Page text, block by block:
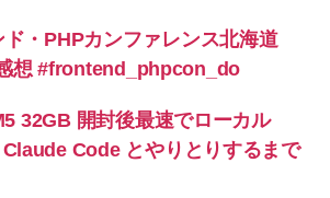
ド・PHPカンファレンス北海道
想 #frontend_phpcon_do
32GB 開封後最速でローカル
Code とやりとりするまで